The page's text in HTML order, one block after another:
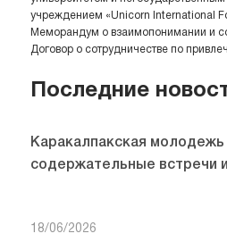
учреждением «Unicorn International
Меморандум о взаимопонимании и
Договор о сотрудничестве по
Последние
Каракалпакская
содержательные встречи
18/06/2026